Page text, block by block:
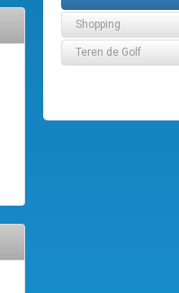
Shopping
Teren de Golf